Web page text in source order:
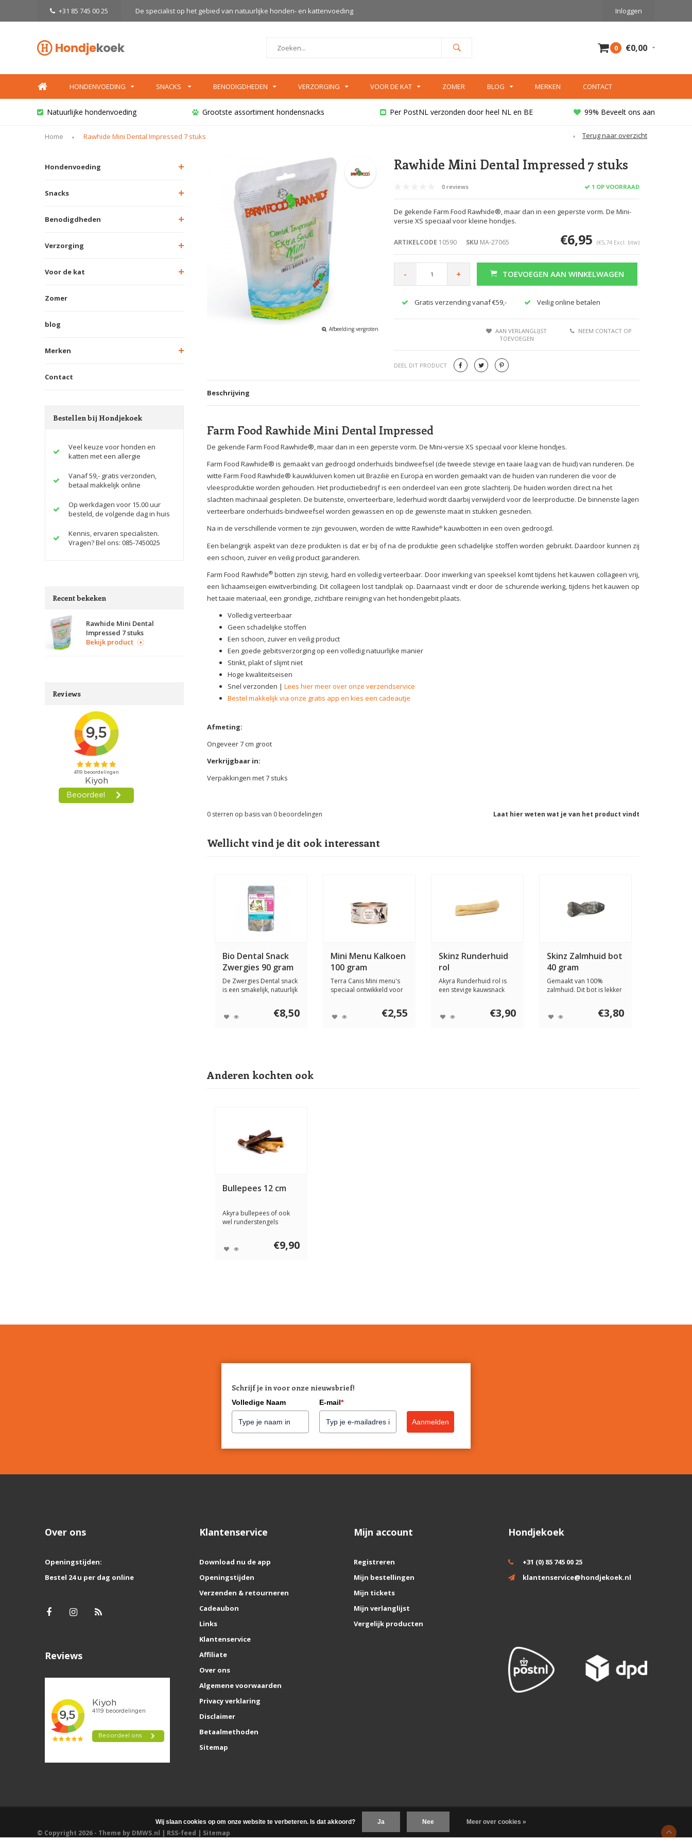
+31 85 745 00 25 De specialist op het gebied van natuurlijke honden- en kattenvoeding Inloggen
0 €0,00
HONDENVOEDING SNACKS BENODIGDHEDEN VERZORGING VOOR DE KAT ZOMER BLOG MERKEN CONTACT
Natuurlijke hondenvoeding Grootste assortiment hondensnacks Per PostNL verzonden door heel NL en BE 99% Beveelt ons aan
Home Rawhide Mini Dental Impressed 7 stuks Terug naar overzicht
Hondenvoeding
Snacks
Benodigdheden
Verzorging
Voor de kat
Zomer
blog
Merken
Contact
Bestellen bij Hondjekoek
Veel keuze voor honden en
katten met een allergie
Vanaf 59,- gratis verzonden,
betaal makkelijk online
Op werkdagen voor 15.00 uur
besteld, de volgende dag in huis
Kennis, ervaren specialisten.
Vragen? Bel ons: 085-7450025
Recent bekeken
Rawhide Mini Dental
Impressed 7 stuks
Bekijk product
Reviews
Afbeelding vergroten
Rawhide Mini Dental Impressed 7 stuks
0 reviews 1 OP VOORRAAD
De gekende Farm Food Rawhide®, maar dan in een geperste vorm. De Mini-
versie XS speciaal voor kleine hondjes.
ARTIKELCODE 10590 SKU MA-27065 €6,95 (€5,74 Excl. btw)
- + TOEVOEGEN AAN WINKELWAGEN
Gratis verzending vanaf €59,- Veilig online betalen
AAN VERLANGLIJST
TOEVOEGEN
NEEM CONTACT OP
DEEL DIT PRODUCT
Beschrijving
Farm Food Rawhide Mini Dental Impressed
De gekende Farm Food Rawhide®, maar dan in een geperste vorm. De Mini-versie XS speciaal voor kleine hondjes.
Farm Food Rawhide® is gemaakt van gedroogd onderhuids bindweefsel (de tweede stevige en taaie laag van de huid) van runderen. De
witte Farm Food Rawhide® kauwkluiven komen uit Brazilië en Europa en worden gemaakt van de huiden van runderen die voor de
vleesproduktie worden gehouden. Het productiebedrijf is een onderdeel van een grote slachterij. De huiden worden direct na het
slachten machinaal gespleten. De buitenste, onverteerbare, lederhuid wordt daarbij verwijderd voor de leerproductie. De binnenste lagen
verteerbare onderhuids-bindweefsel worden gewassen en op de gewenste maat in stukken gesneden.
Na in de verschillende vormen te zijn gevouwen, worden de witte Rawhide® kauwbotten in een oven gedroogd.
Een belangrijk aspekt van deze produkten is dat er bij of na de produktie geen schadelijke stoffen worden gebruikt. Daardoor kunnen zij
een schoon, zuiver en veilig product garanderen.
Farm Food Rawhide® botten zijn stevig, hard en volledig verteerbaar. Door inwerking van speeksel komt tijdens het kauwen collageen vrij,
een lichaamseigen eiwitverbinding. Dit collageen lost tandplak op. Daarnaast vindt er door de schurende werking, tijdens het kauwen op
het taaie materiaal, een grondige, zichtbare reiniging van het hondengebit plaats.
Volledig verteerbaar
Geen schadelijke stoffen
Een schoon, zuiver en veilig product
Een goede gebitsverzorging op een volledig natuurlijke manier
Stinkt, plakt of slijmt niet
Hoge kwaliteitseisen
Snel verzonden | Lees hier meer over onze verzendservice
Bestel makkelijk via onze gratis app en kies een cadeautje
Afmeting:
Ongeveer 7 cm groot
Verkrijgbaar in:
Verpakkingen met 7 stuks
Laat hier weten wat je van het product vindt
0 sterren op basis van 0 beoordelingen
Wellicht vind je dit ook interessant
Bio Dental Snack
Zwergies 90 gram
De Zwergies Dental snack
is een smakelijk, natuurlijk
€8,50
Mini Menu Kalkoen
100 gram
Terra Canis Mini menu's
speciaal ontwikkeld voor
€2,55
Skinz Runderhuid
rol
Akyra Runderhuid rol is
een stevige kauwsnack
€3,90
Skinz Zalmhuid bot
40 gram
Gemaakt van 100%
zalmhuid. Dit bot is lekker
€3,80
Anderen kochten ook
Bullepees 12 cm
Akyra bullepees of ook
wel runderstengels
€9,90
Schrijf je in voor onze nieuwsbrief!
Volledige Naam E-mail*
Aanmelden
Over ons
Openingstijden:
Bestel 24 u per dag online
Reviews
Klantenservice
Download nu de app
Openingstijden
Verzenden & retourneren
Cadeaubon
Links
Klantenservice
Affiliate
Over ons
Algemene voorwaarden
Privacy verklaring
Disclaimer
Betaalmethoden
Sitemap
Mijn account
Registreren
Mijn bestellingen
Mijn tickets
Mijn verlanglijst
Vergelijk producten
Hondjekoek
+31 (0) 85 745 00 25
klantenservice@hondjekoek.nl
© Copyright 2026 - Theme by DMWS.nl | RSS-feed | Sitemap
Wij slaan cookies op om onze website te verbeteren. Is dat akkoord? Ja Nee Meer over cookies »